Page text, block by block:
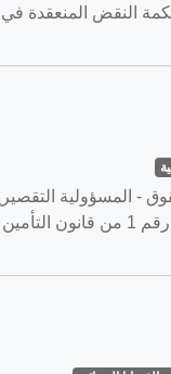
النقض المنعقدة